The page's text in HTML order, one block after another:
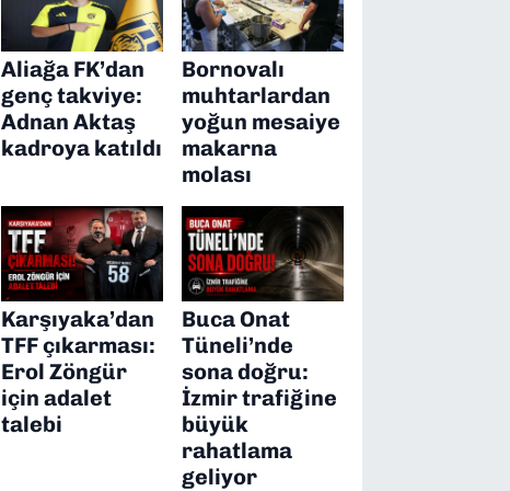
Aliağa FK’dan
genç takviye:
Adnan Aktaş
kadroya katıldı
Bornovalı
muhtarlardan
yoğun mesaiye
makarna
molası
Karşıyaka’dan
TFF çıkarması:
Erol Zöngür
için adalet
talebi
Buca Onat
Tüneli’nde
sona doğru:
İzmir trafiğine
büyük
rahatlama
geliyor